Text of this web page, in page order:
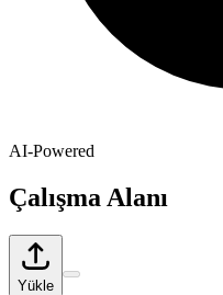
AI-Powered
Çalışma Alanı
Yükle